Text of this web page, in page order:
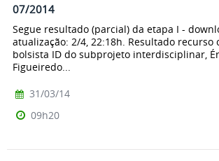
07/2014
Segue resultado (parcial) da etapa I -
atualização: 2/4, 22:18h. Resultado recurso
bolsista ID do subprojeto interdisciplinar,
Figueiredo...
31/03/14
09h20